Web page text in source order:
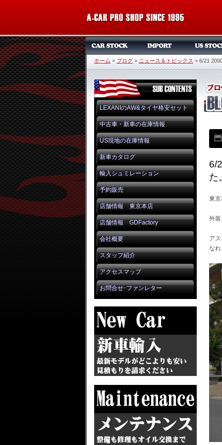
ホーム > ブログ > ニュース＆トピックス > 6/21
LEXANIのAW&タイヤ格安セット
中古車・新車の在庫情報
US現地の在庫情報
新車カタログ
輸入シュミレーション
予約販売
店舗情報 東京本店
店舗情報 GDFactory
会社概要
スタッフ紹介
アクセスマップ
お問合せ･ファンレター
6/
た
東
外
ア
な